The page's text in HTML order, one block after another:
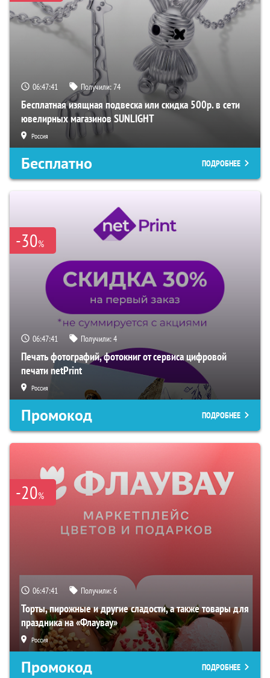
06:47:41 Получили:74
Бесплатная изящная подвеска или скидка 500р. в сети
ювелирных магазинов SUNLIGHT
Россия
Бесплатно ПОДРОБНЕЕ
-30%
06:47:41 Получили:4
Печать фотографий, фотокниг от сервиса цифровой
печати netPrint
Россия
Промокод ПОДРОБНЕЕ
-20%
06:47:41 Получили:6
Торты, пирожные и другие сладости, а также товары для
праздника на «Флаувау»
Россия
Промокод ПОДРОБНЕЕ